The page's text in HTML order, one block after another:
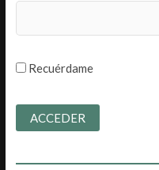
Recuérdame